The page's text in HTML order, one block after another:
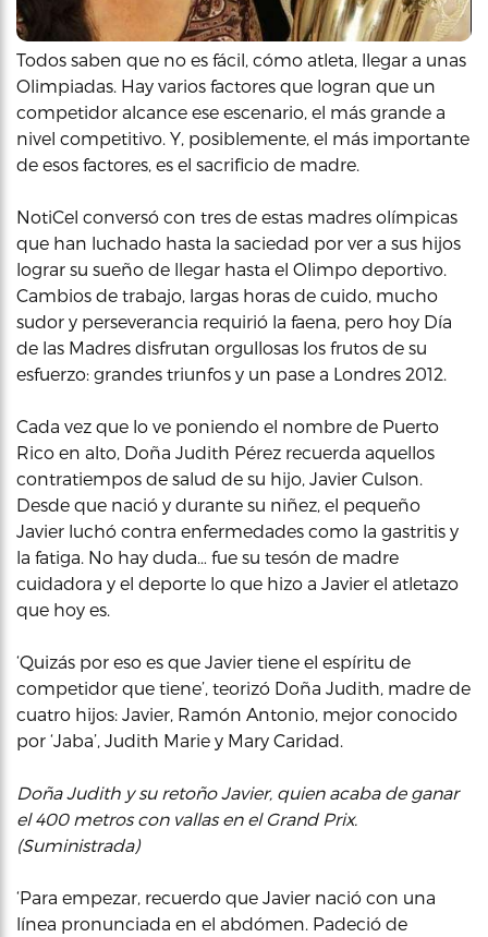
Todos saben que no es fácil, cómo atleta, llegar a unas
Olimpiadas. Hay varios factores que logran que un
competidor alcance ese escenario, el más grande a
nivel competitivo. Y, posiblemente, el más importante
de esos factores, es el sacrificio de madre.
NotiCel conversó con tres de estas madres olímpicas
que han luchado hasta la saciedad por ver a sus hijos
lograr su sueño de llegar hasta el Olimpo deportivo.
Cambios de trabajo, largas horas de cuido, mucho
sudor y perseverancia requirió la faena, pero hoy Día
de las Madres disfrutan orgullosas los frutos de su
esfuerzo: grandes triunfos y un pase a Londres 2012.
Cada vez que lo ve poniendo el nombre de Puerto
Rico en alto, Doña Judith Pérez recuerda aquellos
contratiempos de salud de su hijo, Javier Culson.
Desde que nació y durante su niñez, el pequeño
Javier luchó contra enfermedades como la gastritis y
la fatiga. No hay duda… fue su tesón de madre
cuidadora y el deporte lo que hizo a Javier el atletazo
que hoy es.
‘Quizás por eso es que Javier tiene el espíritu de
competidor que tiene’, teorizó Doña Judith, madre de
cuatro hijos: Javier, Ramón Antonio, mejor conocido
por ‘Jaba’, Judith Marie y Mary Caridad.
Doña Judith y su retoño Javier, quien acaba de ganar
el 400 metros con vallas en el Grand Prix.
(Suministrada)
‘Para empezar, recuerdo que Javier nació con una
línea pronunciada en el abdómen. Padeció de